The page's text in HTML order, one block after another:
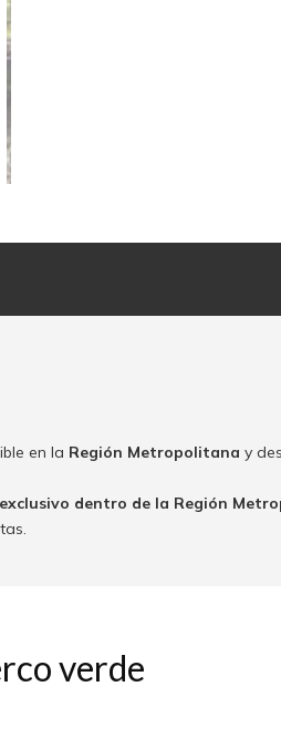
en la Región Metropolitana y
exclusivo dentro de la Región
verde